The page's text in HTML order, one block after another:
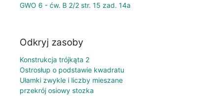
GWO 6 - ćw. B 2/2 str. 15 zad. 14a
Odkryj zasoby
Konstrukcja trójkąta 2
Ostrosłup o podstawie kwadratu
Ułamki zwykle i liczby mieszane
przekrój osiowy stozka